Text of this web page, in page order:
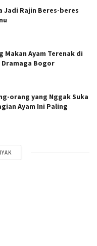
Jadi Rajin Beres-beres
Makan Ayam Terenak di
Bogor
orang yang Nggak Suka
Ayam Ini Paling